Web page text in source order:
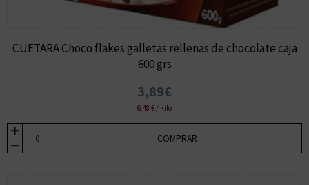
CUETARA Choco flakes galletas rellenas de chocolate caja
600 grs
3,89€
6,48 € / kilo
COMPRAR